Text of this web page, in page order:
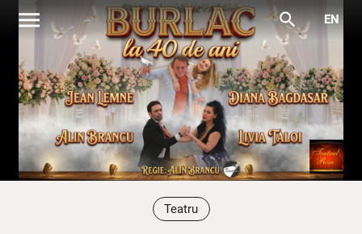
menu search EN
Teatru